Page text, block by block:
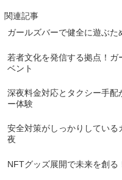
関連記事
ガールズバーで健全に遊ぶ
若者文化を発信する拠点！ガ
ベント
深夜料金対応とタクシー手
ー体験
安全対策がしっかりしてい
夜
NFTグッズ展開で未来を創る